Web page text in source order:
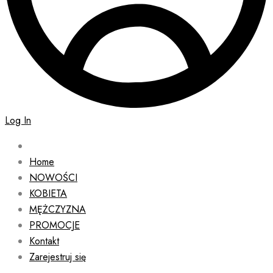
Log In
Home
NOWOŚCI
KOBIETA
MĘŻCZYZNA
PROMOCJE
Kontakt
Zarejestruj się